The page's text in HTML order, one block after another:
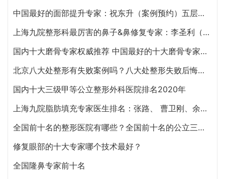
中国最好的面部提升专家：祝东升（案例预约）五层面部提升怎么样？
上海九院整形科最厉害的鼻子&鼻修复专家：李圣利（简介、案例、预约）
国内十大磨骨专家权威推荐 中国最好的十大磨骨专家排名
北京八大处整形有失败案例吗？八大处整形失败后悔怎么办？怎么投诉？
国内十大三级甲等公立整形外科医院排名2020年
上海九院脂肪填充专家医生排名：张路、 曹卫刚、余力（简介、案例、预约）
全国前十名的整形医院有哪些？全国前十名的公立三甲整形医院排名大全
修复眼部的十大专家哪个技术最好？
全国隆鼻专家前十名